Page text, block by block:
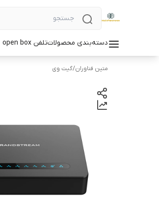
دسته‌بندی محصولاتتلفن open box
متین فناوران/گیت وی